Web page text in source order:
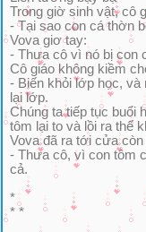
Trong giờ sinh vật, cô
- Tại sao con cá thờn
Vova giơ tay:
- Thưa cô vì nó bị con
Cô giáo không kiềm
- Biến khỏi lớp học, và
lại lớp.
Chúng ta tiếp tục buổi
tôm lại to và lồi ra thế
Vova đã ra tới cửa còn
- Thưa cô, vì con tôm
cả.
*
* *